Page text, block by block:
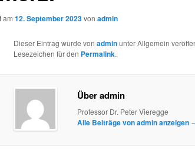
am 12. September 2023von admin
Dieser Eintrag wurde von adminunter Allgemein
Lesezeichen für den Permalink.
Über admin
Professor Dr. Peter Vieregge
Alle Beiträge von admin anzeigen